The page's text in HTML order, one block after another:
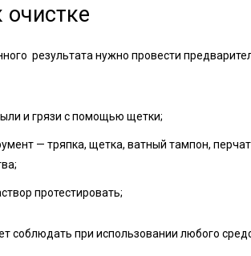
результата нужно провести
и грязи с помощью щетки;
— тряпка, щетка, ватный тампон,
протестировать;
соблюдать при использовании любого